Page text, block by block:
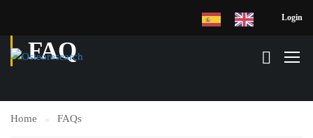
Login
FAQ
Home FAQs